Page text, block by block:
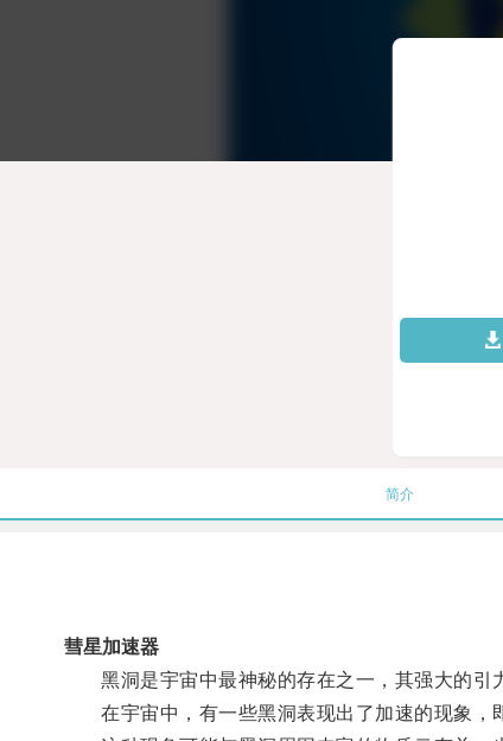
简介
彗星加速器
黑洞是宇宙中最神秘的存在之一，其强大的引
在宇宙中，有一些黑洞表现出了加速的现象，